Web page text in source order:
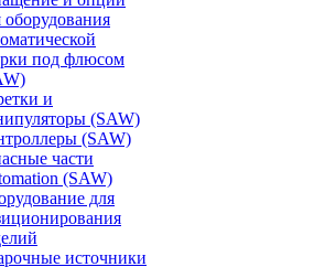
оборудования
под флюсом
и
(SAW)
(SAW)
части
(SAW)
для
источники